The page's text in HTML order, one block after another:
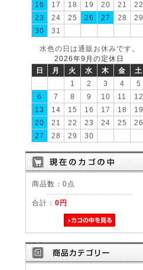
16
17 18 19 20 21
22
23
24 25 26 27 28
29
30
31
水色の日は通販お休みです。
2026年9月の定休日
日
月 火 水 木 金
土
1
2 3 4
5
6
7 8 9 10 11
12
13
14 15 16 17 18
19
20
21 22 23 24 25
26
27
28 29 30
商品数：0点
合計： 0円